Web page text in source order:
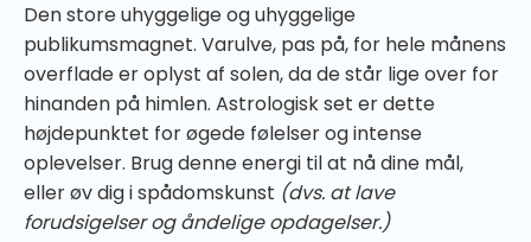
Den store uhyggelige og uhyggelige
publikumsmagnet. Varulve, pas på, for hele månens
overflade er oplyst af solen, da de står lige over for
hinanden på himlen. Astrologisk set er dette
højdepunktet for øgede følelser og intense
oplevelser. Brug denne energi til at nå dine mål,
eller øv dig i spådomskunst (dvs. at lave
forudsigelser og åndelige opdagelser.)